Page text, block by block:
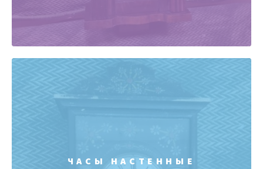
ЧАСЫ НАСТЕННЫЕ